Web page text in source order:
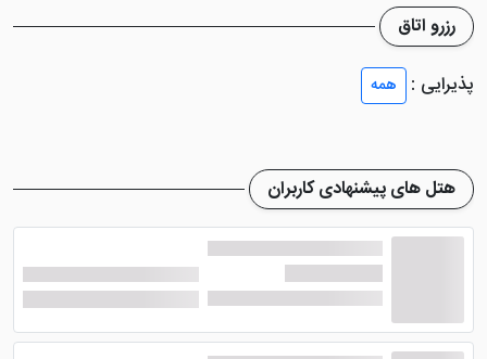
واکس کفش، سیستم خوشبو کننده هوا و ... مجهز می باشد.
شما می توانید زمان انتظار برای تحویل اتاق خود را در این
لابی به استراحت بپردازید.
اتاق ها و امکانات هتل آپارتمان
ایرانیان تبریز
هتل آپارتمان ایرانیان در تبریز
۱۵ اتاق خود را که بسیار
دلباز و تمیز هستند، به امکانات رفاهی خوبی مجهز نموده
است. سرویس بهداشتی ایرانی فرنگی، چای ساز، اتو، حمام،
رزرو اتاق
پذیرایی :
همه
هتل های پیشنهادی کاربران